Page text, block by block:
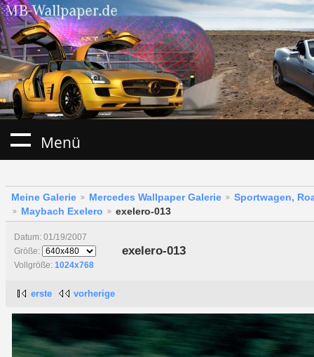
Menü
Meine Galerie Mercedes Wallpaper Galerie
Sportwagen,
Maybach Exelero
exelero-013
Datum: 01/19/2007
Größe:
Vollgröße: 1024x768
exelero-013
erste vorherige